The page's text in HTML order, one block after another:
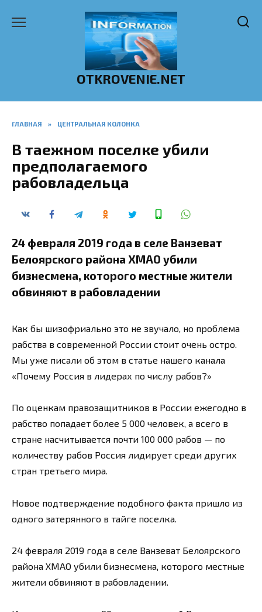
OTKROVENIE.NET
ГЛАВНАЯ » ЦЕНТРАЛЬНАЯ КОЛОНКА
В таежном поселке убили
предполагаемого
рабовладельца
24 февраля 2019 года в селе Ванзеват
Белоярского района ХМАО убили
бизнесмена, которого местные жители
обвиняют в рабовладении
Как бы шизофриально это не звучало, но проблема
рабства в современной России стоит очень остро.
Мы уже писали об этом в статье нашего канала
«Почему Россия в лидерах по числу рабов?»
По оценкам правозащитников в России ежегодно в
рабство попадает более 5 000 человек, а всего в
стране насчитывается почти 100 000 рабов — по
количеству рабов Россия лидирует среди других
стран третьего мира.
Новое подтверждение подобного факта пришло из
одного затерянного в тайге поселка.
24 февраля 2019 года в селе Ванзеват Белоярского
района ХМАО убили бизнесмена, которого местные
жители обвиняют в рабовладении.